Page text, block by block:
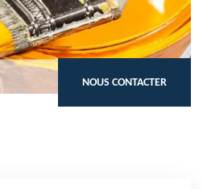
NOUS CONTACTER